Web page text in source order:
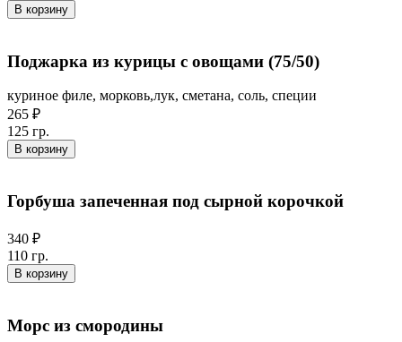
В корзину
Поджарка из курицы с овощами (75/50)
куриное филе, морковь,лук, сметана, соль, специи
265 ₽
125 гр.
В корзину
Горбуша запеченная под сырной корочкой
340 ₽
110 гр.
В корзину
Морс из смородины